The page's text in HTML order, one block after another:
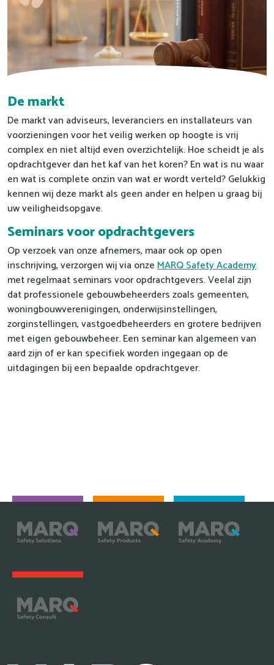
De markt
De markt van adviseurs, leveranciers en installateurs van
voorzieningen voor het veilig werken op hoogte is vrij
complex en niet altijd even overzichtelijk. Hoe scheidt je als
opdrachtgever dan het kaf van het koren? En wat is nu waar
en wat is complete onzin van wat er wordt verteld? Gelukkig
kennen wij deze markt als geen ander en helpen u graag bij
uw veiligheidsopgave.
Seminars voor opdrachtgevers
Op verzoek van onze afnemers, maar ook op open
inschrijving, verzorgen wij via onzeMARQ Safety Academy
met regelmaat seminars voor opdrachtgevers. Veelal zijn
dat professionele gebouwbeheerders zoals gemeenten,
woningbouwverenigingen, onderwijsinstellingen,
zorginstellingen, vastgoedbeheerders en grotere bedrijven
met eigen gebouwbeheer. Een seminar kan algemeen van
aard zijn of er kan specifiek worden ingegaan op de
uitdagingen bij een bepaalde opdrachtgever.